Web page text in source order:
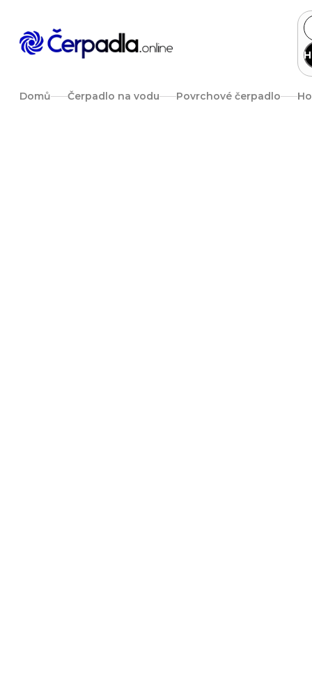
obsah
Domů Čerpadlo na vodu Povrchové čerpadlo